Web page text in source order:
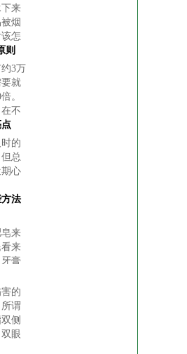
来
烟
怎
分
则
3万
就
。
不
看
了
的
总
心
法
来
来
膏
伤
的
谓
侧
眼